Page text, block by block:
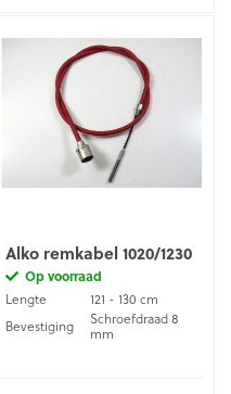
Alko remkabel 1020/1230
Op voorraad
Lengte
121 - 130 cm
Bevestiging
Schroefdraad 8
mm